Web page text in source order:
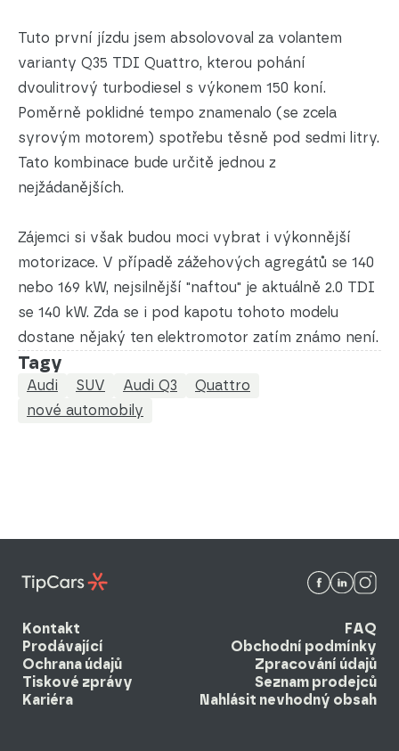
Tuto první jízdu jsem absolovoval za volantem
varianty Q35 TDI Quattro, kterou pohání
dvoulitrový turbodiesel s výkonem 150 koní.
Poměrně poklidné tempo znamenalo (se zcela
syrovým motorem) spotřebu těsně pod sedmi litry.
Tato kombinace bude určitě jednou z
nejžádanějších.
Zájemci si však budou moci vybrat i výkonnější
motorizace. V případě zážehových agregátů se 140
nebo 169 kW, nejsilnější "naftou" je aktuálně 2.0 TDI
se 140 kW. Zda se i pod kapotu tohoto modelu
dostane nějaký ten elektromotor zatím známo není.
Tagy
Audi SUV Audi Q3
Quattro
nové automobily
Kontakt
FAQ
Prodávající
Obchodní podmínky
Ochrana údajů
Zpracování údajů
Tiskové zprávy
Seznam prodejců
Kariéra
Nahlásit nevhodný obsah